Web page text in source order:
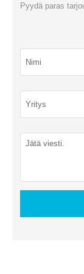
Pyydä paras